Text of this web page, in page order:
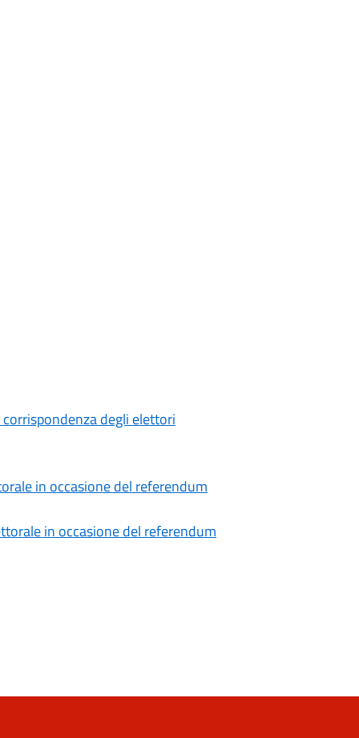
degli elettori
in occasione del referendum
in occasione del referendum